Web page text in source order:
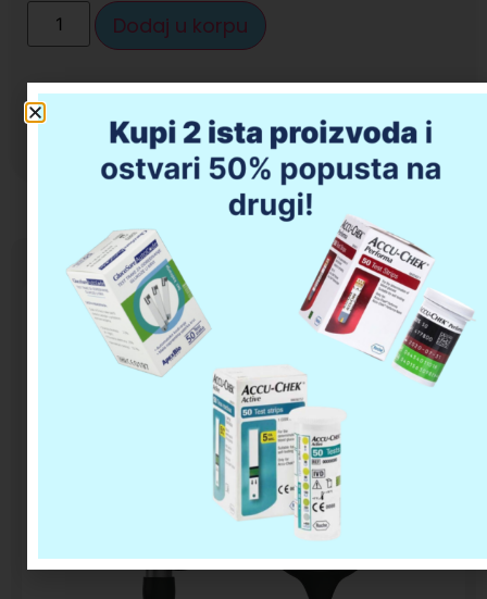
Dodaj u korpu
Da li imate pitanja u vezi kupovine?
LITTMANN CLASSIC III